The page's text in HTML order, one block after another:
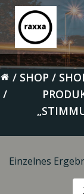
SHOP
Einzelnes